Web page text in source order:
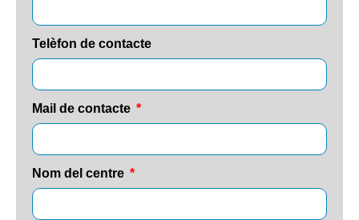
Telèfon de contacte
Mail de contacte
Nom del centre